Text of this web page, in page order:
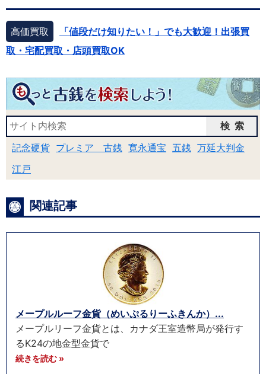
高価買取
「値段だけ知りたい！」でも大歓迎！出張買
取・宅配買取・店頭買取OK
検索
記念硬貨 プレミア 古銭 寛永通宝 五銭 万延大判金
江戸
関連記事
メープルルーフ金貨（めいぷるりーふきんか）...
メープルリーフ金貨とは、カナダ王室造幣局が発行す
るK24の地金型金貨で
続きを読む »